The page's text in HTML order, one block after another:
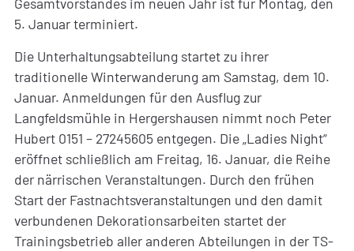
5. Januar terminiert.
Die Unterhaltungsabteilung startet zu ihrer
traditionelle Winterwanderung am Samstag, dem 10.
Januar. Anmeldungen für den Ausflug zur
Langfeldsmühle in Hergershausen nimmt noch Peter
Hubert 0151 – 27245605 entgegen. Die „Ladies Night“
eröffnet schließlich am Freitag, 16. Januar, die Reihe
der närrischen Veranstaltungen. Durch den frühen
Start der Fastnachtsveranstaltungen und den damit
verbundenen Dekorationsarbeiten startet der
Trainingsbetrieb aller anderen Abteilungen in der TS-